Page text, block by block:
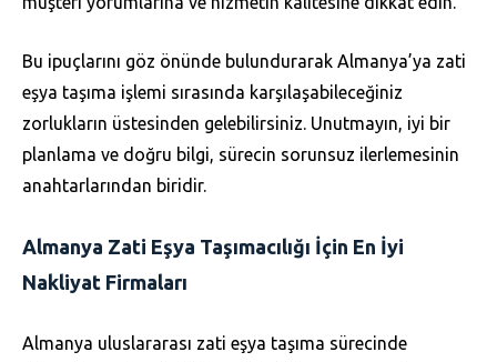
Bu ipuçlarını göz önünde bulundurarak Almanya’ya zati
eşya taşıma işlemi sırasında karşılaşabileceğiniz
zorlukların üstesinden gelebilirsiniz. Unutmayın, iyi bir
planlama ve doğru bilgi, sürecin sorunsuz ilerlemesinin
anahtarlarından biridir.
Almanya Zati Eşya Taşımacılığı İçin En İyi
Nakliyat Firmaları
Almanya uluslararası zati eşya taşıma sürecinde